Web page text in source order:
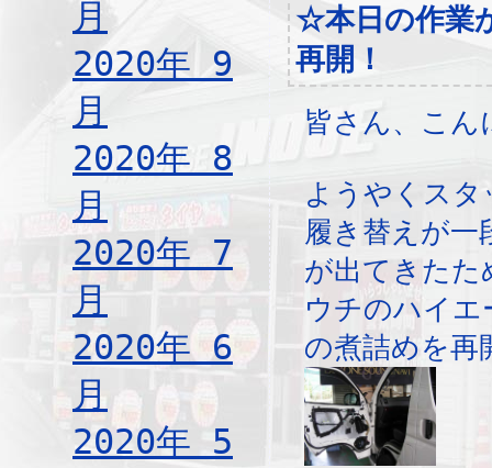
月
2020年 9
月
2020年 8
月
2020年 7
月
2020年 6
月
2020年 5
☆本日の作
再開！
皆さん、こん
ようやくス
履き替えが一
が出てきたた
ウチのハイ
の煮詰めを再